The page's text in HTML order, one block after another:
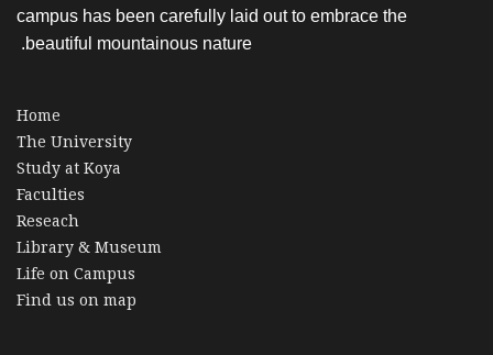
campus has been carefully laid out to embrace the
beautiful mountainous nature.
Home
The University
Study at Koya
Faculties
Reseach
Library & Museum
Life on Campus
Find us on map